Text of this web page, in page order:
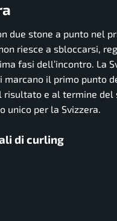
due stone a punto nel
riesce a sbloccarsi,
fasi dell’incontro. La
il primo punto
e al termine del
unico per la Svizzera.
di curling